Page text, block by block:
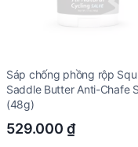
Sáp chống phồng rộp
Saddle Butter Anti-Chafe
(48g)
529.000 ₫